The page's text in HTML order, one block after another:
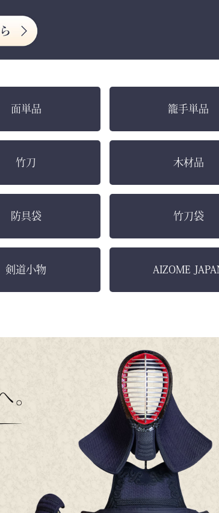
面単品 籠手単品
竹刀 木材品
防具袋 竹刀袋
剣道小物 AIZOME